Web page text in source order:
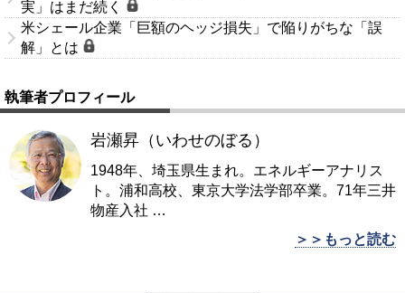
実」はまだ続く
米シェール企業「巨額のヘッジ損失」で陥りがちな「誤
解」とは
執筆者プロフィール
岩瀬昇（いわせのぼる）
1948年、埼玉県生まれ。エネルギーアナリス
ト。浦和高校、東京大学法学部卒業。71年三井
物産入社 …
＞＞もっと読む